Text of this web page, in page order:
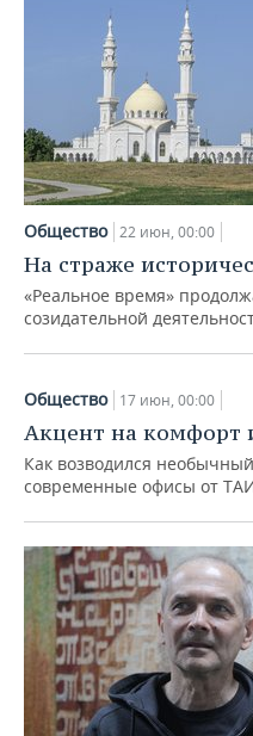
Общество 22 июн, 00:00
На страже
«Реальное время»
созидательной
Общество 17 июн, 00:00
Акцент на комфорт
Как возводился
современные офисы от